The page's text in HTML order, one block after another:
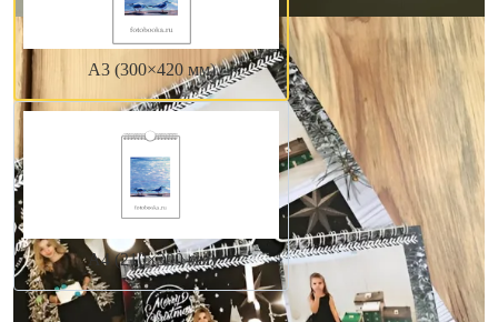
А3 (300×420 мм)
А4 (210×300 мм)